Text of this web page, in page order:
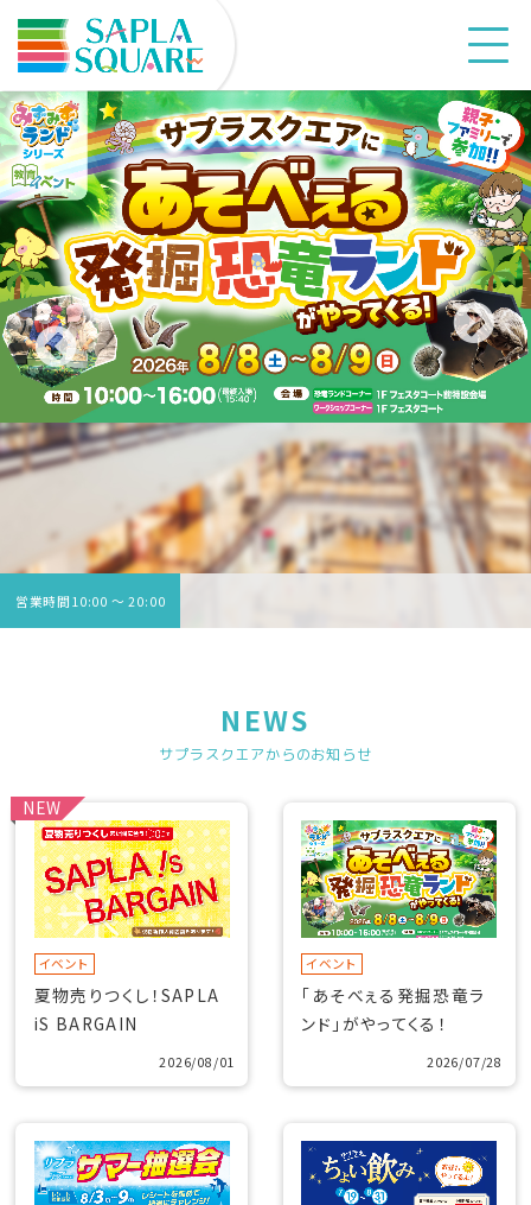
営業時間10:00 〜 20:00
NEWS
サプラスクエアからのお知らせ
NEW
イベント
夏物売りつくし！SAPLA
iS BARGAIN
2026/08/01
イベント
「あそべぇる発掘恐竜ラ
ンド」がやってくる！
2026/07/28